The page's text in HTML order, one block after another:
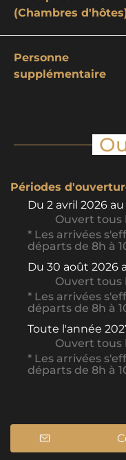
(Chambres
Personne
supplémentaire
Périodes
Du 2 avril 2026 au
Ouvert tous
* Les arrivées
départs de 8h à
Du 30 août 2026
Ouvert tous
* Les arrivées
départs de 8h à
Toute l'année
Ouvert tous
* Les arrivées
départs de 8h à